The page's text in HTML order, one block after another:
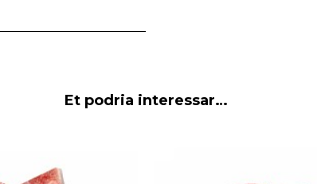
Et podria interessar…